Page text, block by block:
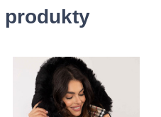
produkty